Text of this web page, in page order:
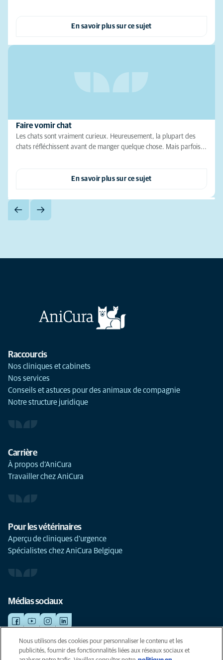
En savoir plus sur ce sujet
Faire vomir chat
Les chats sont vraiment curieux. Heureusement, la plupart des
chats réfléchissent avant de manger quelque chose. Mais parfois...
En savoir plus sur ce sujet
Raccourcis
Nos cliniques et cabinets
Nos services
Conseils et astuces pour des animaux de compagnie
Notre structure juridique
Carrière
À propos d’AniCura
Travailler chez AniCura
Pour les vétérinaires
Aperçu de cliniques d'urgence
Spécialistes chez AniCura Belgique
Médias sociaux
©AniCura 2024
Nous utilisons des cookies pour personnaliser le contenu et les
publicités, fournir des fonctionnalités liées aux réseaux sociaux et